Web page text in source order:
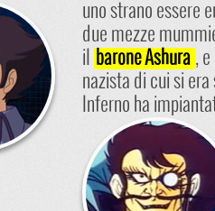
uno strano essere
due mezze
il
barone Ashura , e
nazista di cui si
Inferno ha